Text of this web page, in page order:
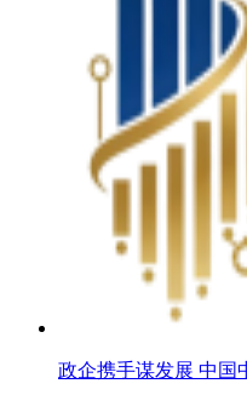
政企携手谋发展 中国